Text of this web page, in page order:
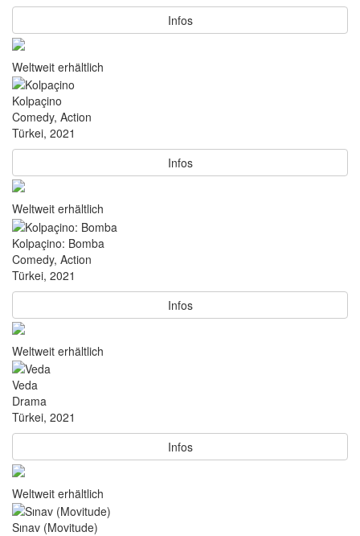
Infos
Weltweit erhältlich
Kolpaçino
Comedy, Action
Türkei, 2021
Infos
Weltweit erhältlich
Kolpaçino: Bomba
Comedy, Action
Türkei, 2021
Infos
Weltweit erhältlich
Veda
Drama
Türkei, 2021
Infos
Weltweit erhältlich
Sınav (Movitude)